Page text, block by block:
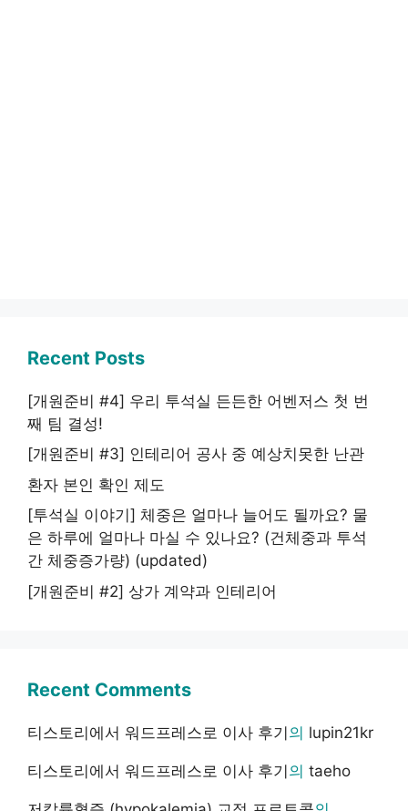
Recent Posts
[개원준비 #4] 우리 투석실 든든한 어벤저스 첫 번
째 팀 결성!
[개원준비 #3] 인테리어 공사 중 예상치못한 난관
환자 본인 확인 제도
[투석실 이야기] 체중은 얼마나 늘어도 될까요? 물
은 하루에 얼마나 마실 수 있나요? (건체중과 투석
간 체중증가량) (updated)
[개원준비 #2] 상가 계약과 인테리어
Recent Comments
티스토리에서 워드프레스로 이사 후기의 lupin21kr
티스토리에서 워드프레스로 이사 후기의 taeho